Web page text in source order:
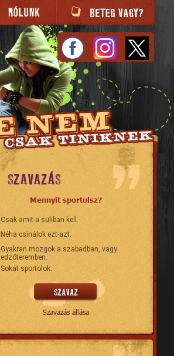
SZAVAZÁS
Mennyit sportolsz?
Csak amit a suliban kell.
Néha csinálok ezt-azt.
Gyakran mozgok a szabadban, vagy
edzőteremben.
Sokat sportolok.
Szavazás állása